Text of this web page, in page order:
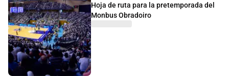
Hoja de ruta para la pretemporada del
Monbus Obradoiro